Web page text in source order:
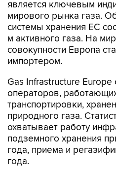
является ключевым
мирового рынка газа.
системы хранения ЕС
м активного газа. На
совокупности Европа
импортером.
Gas Infrastructure
операторов,
транспортировки,
природного газа.
охватывает работу
подземного хранения
года, приема и
года.